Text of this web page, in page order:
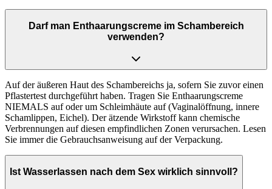
Darf man Enthaarungscreme im Schambereich
verwenden?
Auf der äußeren Haut des Schambereichs ja, sofern Sie zuvor einen
Pflastertest durchgeführt haben. Tragen Sie Enthaarungscreme
NIEMALS auf oder um Schleimhäute auf (Vaginalöffnung, innere
Schamlippen, Eichel). Der ätzende Wirkstoff kann chemische
Verbrennungen auf diesen empfindlichen Zonen verursachen. Lesen
Sie immer die Gebrauchsanweisung auf der Verpackung.
Ist Wasserlassen nach dem Sex wirklich sinnvoll?